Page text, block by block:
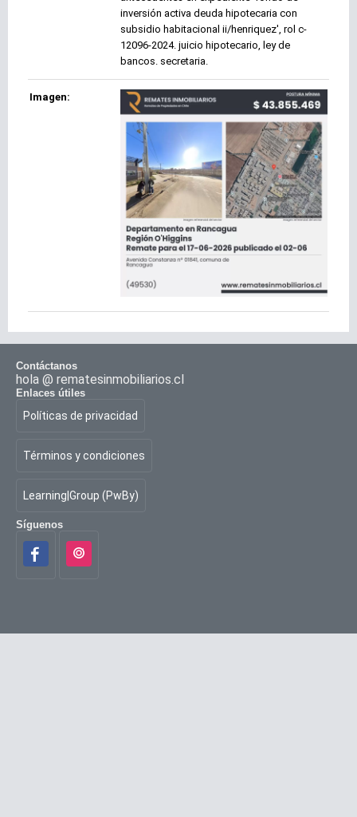
inversión activa deuda hipotecaria con
subsidio habitacional ii/henriquez', rol c-
12096-2024. juicio hipotecario, ley de
bancos. secretaria.
Imagen:
Contáctanos
hola @ rematesinmobiliarios.cl
Enlaces útiles
Políticas de privacidad
Términos y condiciones
Learning|Group (PwBy)
Síguenos